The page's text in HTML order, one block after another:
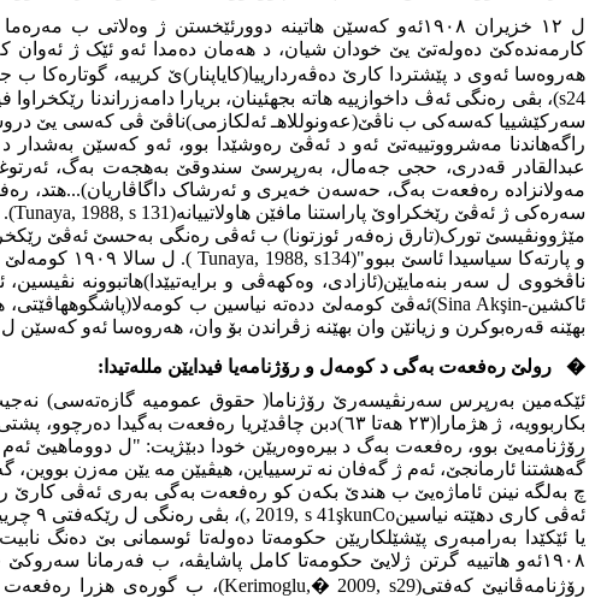
ل ١٢ خزیران ١٩٠٨ئەو کەسێن هاتینە دوورئێخستن ژ وەلاتی ب مەرەما هەڤنیاسینێ ل مەیدانا سولتان ئەحمەدی کومبوون، د ئەڤێ خرڤەبوونێدا(نەجیب نادر بەگ
کارمەندەکێ دەولەتێ یێ خودان شیان، د هەمان دەمدا ئەو ئێک ژ ئەوان
هەروەسا ئەوی د پێشتردا کارێ دەڤەردارییا(کایاپنار)ێ کرییە،گوتارەکا ب
s24)، بڤی رەنگی ئەڤ داخوازییە هاتە بجهئینان، بریارا دامەزراندنا
سەرکێشییا کەسەکی ب ناڤێ(عەونوللاهـ ئەلکازمی)ناڤێ ڤی کەسی یێ
راگەهاندنا مەشرووتییەتێ ئەو د ئەڤێ رەوشێدا بوو، ئەو کەسێن
عبدالقادر قەدری، حجی جەمال، بەرپرسێ سندوقێ بەهجەت بەگ،
مەولانزادە رەفعەت بەگ، حەسەن خەیری و ئەرشاک داگاڤاریان)...هتد،
سەرەکی ژ ئەڤێ رێخکراوێ پاراستنا مافێن هاولاتییانە(Tunaya, 1988, s 131
).
مێژوونڤیسێ تورک(تارق زەفەر ئوزتونا) ب ئەڤی رەنگی بەحسێ ئەڤێ
و پارتەکا سیاسیدا ئاسێ ببوو"(
Tunaya, 1988, s134
). ل سالا ١٩٠٩ کومەلێ په‌یره‌وێ ناڤخوویی یێ کومەلێ د رۆژناما(حقوق عمومیە گازەتەسی
ناڤخووی ل سەر بنەمایێن(ئازادی، وەکهەڤی و برایەتیێدا)هاتبوونە
ئاکشینSina Akşin-)ئەڤێ کومەلێ ددەتە نیاسین ب
بهێنە قەرەبوکرن و زیانێن وان بهێنە زڤراندن بۆ وان، هەروەسا ئەو کەسێن
�
رولێ رەفعەت بەگی د کومەل و رۆژنامه‌یا فیدایێن مللەتیدا:
ئێکەمین بەرپرس سەرنڤیسەرێ
بکاربوویە، ژ هژمارا(٢٣ هەتا ٦٣)دبن چاڤدێریا رەفعەت بەگیدا دەرچوو،
رۆژنامه‌یێ بوو، رەفعەت بەگ د بیرەوەریێن خودا دبێژیت: "ل دووماهیێ
گەهشتنا ئارمانجێ، ئەم ژ گەفان نە ترسییاین، هیڤیێن مە یێن مەزن
چ بەلگە نینن ئاماژەیێ ب هندێ بکەن کو رەفعەت بەگی بەری ئەڤی کارێ
ئەڤی کاری دهێتە نیاسینCo
şkun
, 2019, s 41
یا ئێکێدا بەرامبەری پێشێلکاریێن حکومەتا دەولەتا ئوسمانی بێ دەنگ
١٩٠٨ئەو هاتییە گرتن ژلایێ حکومەتا کامل پاشایڤە، ب فەرمانا
رۆژنامەڤانیێ کەفتی(
Kerimoglu,� 2009, s29
)، ب گورەی هزرا رەفعەت